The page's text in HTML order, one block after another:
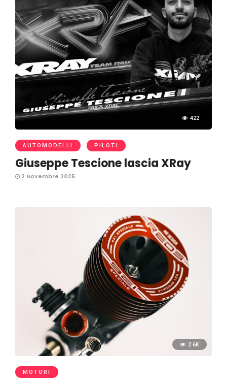
422
AUTOMODELLI PILOTI
Giuseppe Tescione lascia XRay
2 Novembre 2025
2.6K
MOTORI